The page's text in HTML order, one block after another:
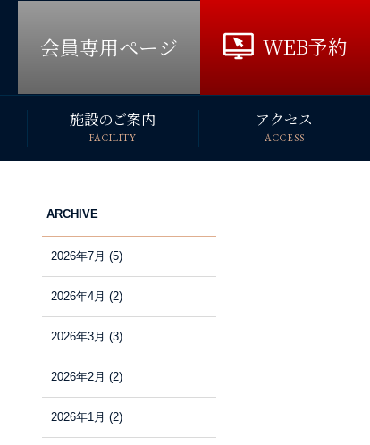
会員専用ページ WEB予約
施設のご案内
FACILITY
アクセス
ACCESS
ARCHIVE
2026年7月 (5)
2026年4月 (2)
2026年3月 (3)
2026年2月 (2)
2026年1月 (2)